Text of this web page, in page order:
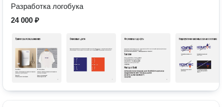
Разработка логобука
24 000 ₽